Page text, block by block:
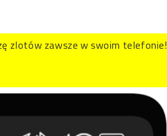
zlotów zawsze w swoim telefonie!